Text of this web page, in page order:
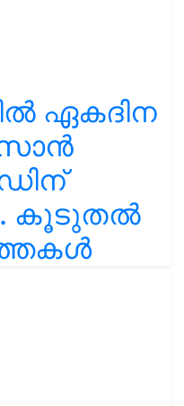
ഏകദിന
കൂടുതൽ